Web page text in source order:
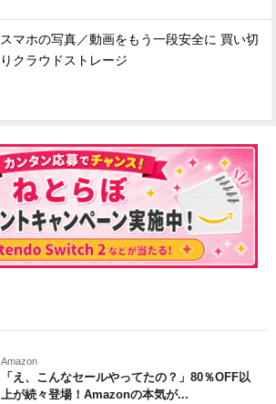
スマホの写真／動画をもう一段安全に 買い切
りクラウドストレージ
Amazon
「え、こんなセールやってたの？」80％OFF以
上が続々登場！Amazonの本気が...